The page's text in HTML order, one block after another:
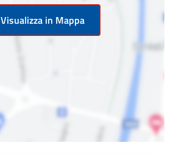
Visualizza in Mappa